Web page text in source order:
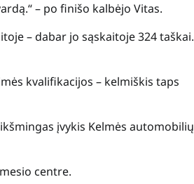
– po finišo kalbėjo Vitas.
– dabar jo sąskaitoje 324 taškai.
kvalifikacijos – kelmiškis taps
įvykis Kelmės automobilių
centre.